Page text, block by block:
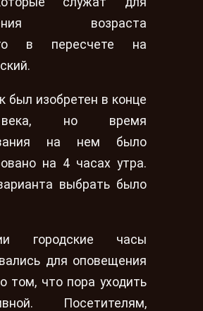
возраста
в пересчете на
был изобретен в конце
но время
на нем было
на 4 часах утра.
выбрать было
городские часы
для оповещения
том, что пора уходить
Посетителям,